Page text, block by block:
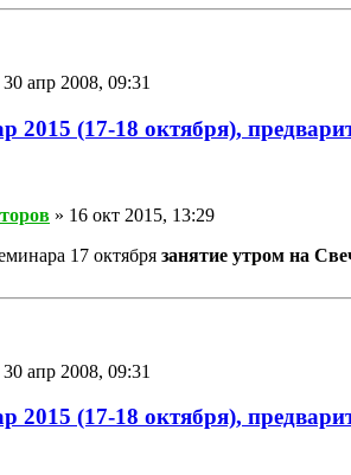
30 апр 2008, 09:31
2015 (17-18 октября),
» 16 окт 2015, 13:29
17 октября занятие утром на
30 апр 2008, 09:31
2015 (17-18 октября),